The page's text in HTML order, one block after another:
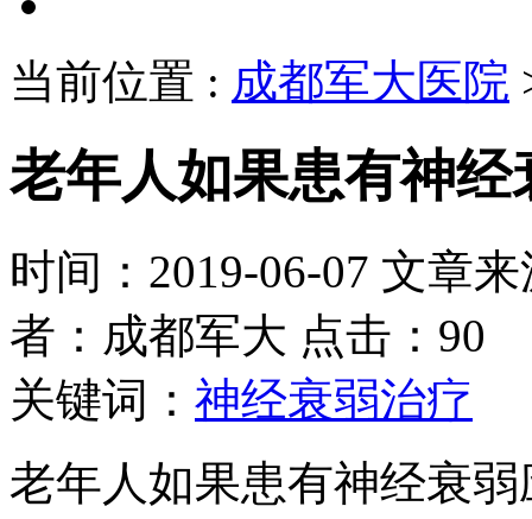
当前位置 : 成都军大医院
老年人如果患有神
时间：2019-06-07 文章
者：成都军大 点击：90
关键词： 神经衰弱治疗
老年人如果患有神经衰